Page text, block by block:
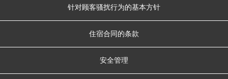
针对顾客骚扰行为的基本方针
住宿合同的条款
安全管理